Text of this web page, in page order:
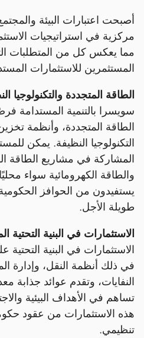
مركزية في استراتيجيات
مما يعكس كل من المتطلبات
المستثمرين للاستثمارات
الطاقة المتجددة والتكنولوجيا
سويسرا بالتنمية المستدامة
الطاقة المتجددة، وأنظمة
التكنولوجيا النظيفة. يمكن
المشاركة في مشاريع الطاقة
والطاقة الكهرومائية سواء محليًا
يستفيدون من الحوافز
طويلة الأجل.
الاستثمارات في البنية التحتية
الاستثمارات في البنية التحتية
في ذلك أنظمة النقل، وإدارة
النفايات، وتقدم عوائد جذابة
تساهم في الأهداف البيئية
هذه الاستثمارات من عقود
تنظيمي.